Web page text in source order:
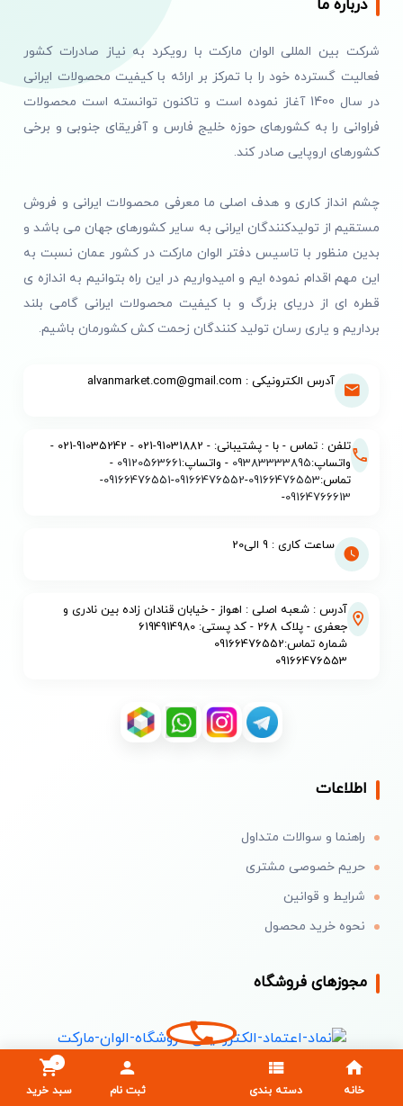
درباره ما
شرکت بین المللی الوان مارکت با رویکرد به نیاز صادرات کشور
فعالیت گسترده خود را با تمرکز بر ارائه با کیفیت محصولات ایرانی
در سال 1400 آغاز نموده است و تاکنون توانسته است محصولات
فراوانی را به کشورهای حوزه خلیج فارس و آفریقای جنوبی و برخی
کشورهای اروپایی صادر کند.
چشم انداز کاری و هدف اصلی ما معرفی محصولات ایرانی و فروش
مستقیم از تولیدکنندگان ایرانی به سایر کشورهای جهان می باشد و
بدین منظور با تاسیس دفتر الوان مارکت در کشور عمان نسبت به
این مهم اقدام نموده ایم و امیدواریم در این راه بتوانیم به اندازه ی
قطره ای از دریای بزرگ و با کیفیت محصولات ایرانی گامی بلند
برداریم و یاری رسان تولید کنندگان زحمت کش کشورمان باشیم.
آدرس الکترونیکی : alvanmarket.com@gmail.com
تلفن : تماس - با - پشتیبانی: - 91031882-021 - 91035242-021 -
واتساپ:09383333895 - واتساپ:09120563661
-
تماس:09166476553
-
09166476552
-
09166476551
-
09164766613
-
ساعت کاری : 9 الی20
آدرس : شعبه اصلی : اهواز - خیابان قنادان زاده بین نادری و
جعفری - پلاک 268 - کد پستی: 6194914980
شماره تماس:09166476552
09166476553
اطلاعات
راهنما و سوالات متداول
حریم خصوصی مشتری
شرایط و قوانین
نحوه خرید محصول
مجوزهای فروشگاه
خانه دسته بندی ثبت نام سبد خرید
0